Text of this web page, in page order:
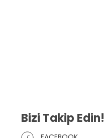
Bizi Takip Edin!